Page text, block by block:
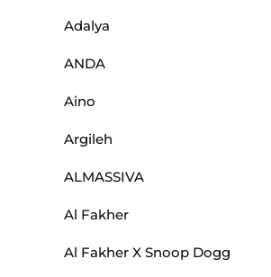
Adalya
ANDA
Aino
Argileh
ALMASSIVA
Al Fakher
Al Fakher X Snoop Dogg